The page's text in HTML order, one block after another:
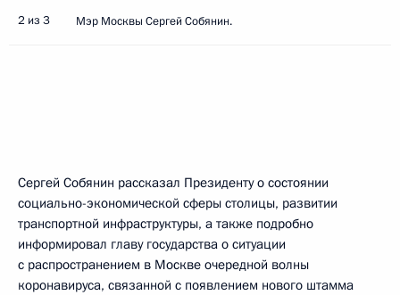
2 из 3 Мэр Москвы Сергей Собянин.
Сергей Собянин рассказал Президенту о состоянии
социально-экономической сферы столицы, развитии
транспортной инфраструктуры, а также подробно
информировал главу государства о ситуации
с распространением в Москве очередной волны
коронавируса, связанной с появлением нового штамма